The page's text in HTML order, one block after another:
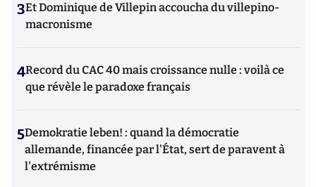
3Et Dominique de Villepin accoucha du villepino-
macronisme
4Record du CAC 40 mais croissance nulle : voilà ce
que révèle le paradoxe français
5Demokratie leben! : quand la démocratie
allemande, financée par l'État, sert de paravent à
l'extrémisme